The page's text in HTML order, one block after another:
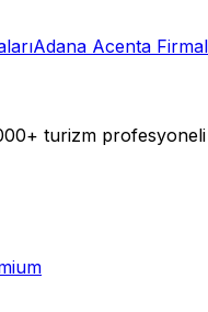
Adana Acenta
turizm